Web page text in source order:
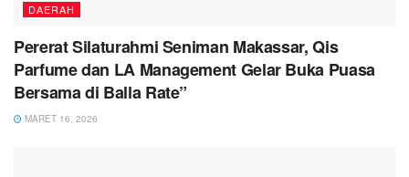
DAERAH
Pererat Silaturahmi Seniman Makassar, Qis
Parfume dan LA Management Gelar Buka Puasa
Bersama di Balla Rate”
MARET 16, 2026